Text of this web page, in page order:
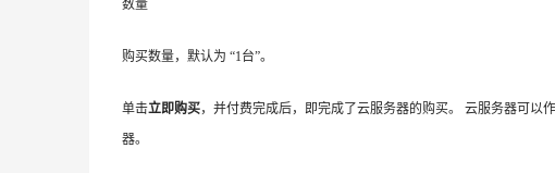
数量
购买数量，默认为 “1台”。
单击立即购买，并付费完成后，即完成了云服务器的购买。 云服务器可以
器。